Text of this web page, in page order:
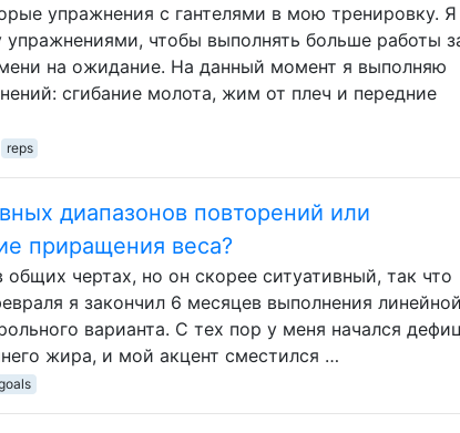
упражнения с гантелями в мою тренировку. Я
чтобы выполнять больше работы
на ожидание. На данный момент я выполняю
сгибание молота, жим от плеч и передние
reps
диапазонов повторений или
приращения веса?
чертах, но он скорее ситуативный, так что
я закончил 6 месяцев выполнения линейной
варианта. С тех пор у меня начался
жира, и мой акцент сместился …